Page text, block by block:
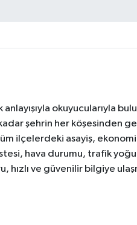
okuyucularıyla
şehrin her köşesinden
ilçelerdeki asayiş,
hava durumu, trafik
ve güvenilir bilgiye